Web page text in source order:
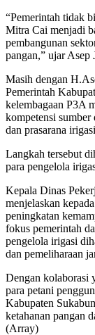
“Pemerintah tidak
Mitra Cai menjadi
pembangunan
pangan,” ujar Asep
Masih dengan
Pemerintah
kelembagaan P3A
kompetensi sumber
dan prasarana
Langkah tersebut
para pengelola
Kepala Dinas
menjelaskan
peningkatan
fokus pemerintah
pengelola irigasi
dan pemeliharaan
Dengan kolaborasi
para petani
Kabupaten
ketahanan pangan
(Array)